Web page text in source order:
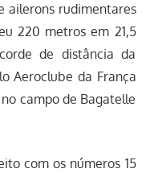
ailerons rudimentares
220 metros em 21,5
de distância da
Aeroclube da França
campo de Bagatelle
com os números 15